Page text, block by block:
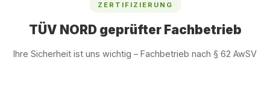
ZERTIFIZIERUNG
TÜV NORD geprüfter Fachbetrieb
Ihre Sicherheit ist uns wichtig – Fachbetrieb nach § 62 AwSV